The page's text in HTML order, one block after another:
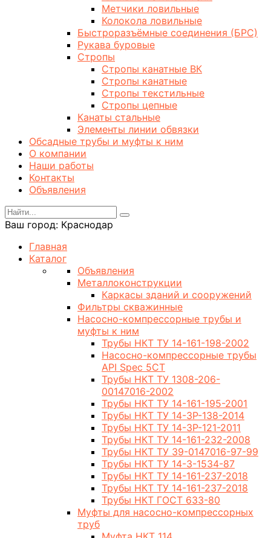
Метчики ловильные
Колокола ловильные
Быстроразъёмные соединения (БРС)
Рукава буровые
Стропы
Стропы канатные ВК
Стропы канатные
Стропы текстильные
Стропы цепные
Канаты стальные
Элементы линии обвязки
Обсадные трубы и муфты к ним
О компании
Наши работы
Контакты
Объявления
Ваш город: Краснодар
Главная
Каталог
Объявления
Металлоконструкции
Каркасы зданий и сооружений
Фильтры скважинные
Насосно-компрессорные трубы и
муфты к ним
Трубы НКТ ТУ 14-161-198-2002
Насосно-компрессорные трубы
API Spec 5CT
Трубы НКТ ТУ 1308-206-
00147016-2002
Трубы НКТ ТУ 14-161-195-2001
Трубы НКТ ТУ 14-3Р-138-2014
Трубы НКТ ТУ 14-3Р-121-2011
Трубы НКТ ТУ 14-161-232-2008
Трубы НКТ ТУ 39-0147016-97-99
Трубы НКТ ТУ 14-3-1534-87
Трубы НКТ ТУ 14-161-237-2018
Трубы НКТ ТУ 14-161-237-2018
Трубы НКТ ГОСТ 633-80
Муфты для насосно-компрессорных
труб